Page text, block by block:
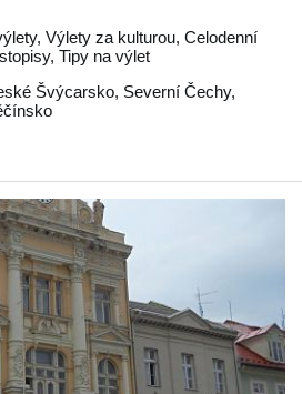
Výlety za kulturou, Celodenní
Tipy na výlet
Švýcarsko, Severní Čechy,